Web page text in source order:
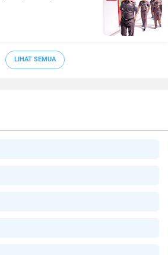
LIHAT SEMUA